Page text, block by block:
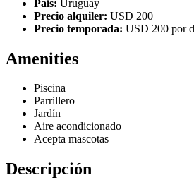
País: Uruguay
Precio alquiler: USD 200
Precio temporada: USD 200 por
Amenities
Piscina
Parrillero
Jardín
Aire acondicionado
Acepta mascotas
Descripción